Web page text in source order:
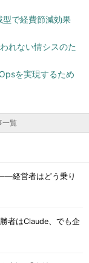
型で経費節減効果
れない情シスのた
を実現するため
一覧
経営者はどう乗り
者はClaude、でも企